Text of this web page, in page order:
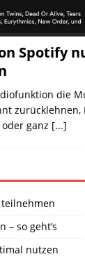
Spotify
die
zurücklehnen,
ganz [...]
– so geht’s
nutzen